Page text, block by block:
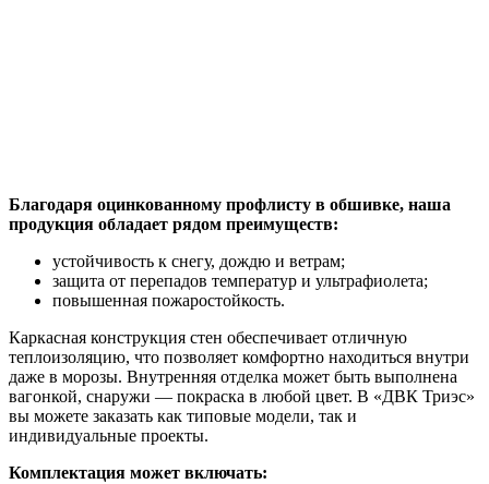
Благодаря оцинкованному профлисту в обшивке, наша
продукция обладает рядом преимуществ:
устойчивость к снегу, дождю и ветрам;
защита от перепадов температур и ультрафиолета;
повышенная пожаростойкость.
Каркасная конструкция стен обеспечивает отличную
теплоизоляцию, что позволяет комфортно находиться внутри
даже в морозы. Внутренняя отделка может быть выполнена
вагонкой, снаружи — покраска в любой цвет. В «ДВК Триэс»
вы можете заказать как типовые модели, так и
индивидуальные проекты.
Комплектация может включать: